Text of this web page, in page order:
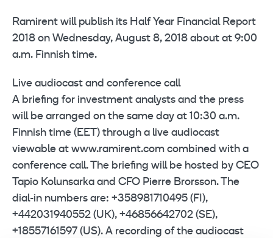
Ramirent will publish its Half Year Financial Report
2018 on Wednesday, August 8, 2018 about at 9:00
a.m. Finnish time.
Live audiocast and conference call
A briefing for investment analysts and the press
will be arranged on the same day at 10:30 a.m.
Finnish time (EET) through a live audiocast
viewable at www.ramirent.com combined with a
conference call. The briefing will be hosted by CEO
Tapio Kolunsarka and CFO Pierre Brorsson. The
dial-in numbers are: +358981710495 (FI),
+442031940552 (UK), +46856642702 (SE),
+18557161597 (US). A recording of the audiocast